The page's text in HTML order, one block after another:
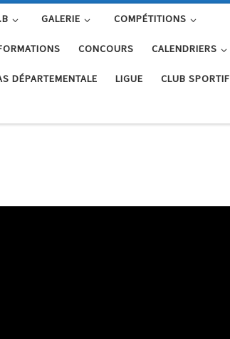
GALERIE COMPÉTITIONS
CONCOURS CALENDRIERS
DÉPARTEMENTALE LIGUE CLUB SPORTIF